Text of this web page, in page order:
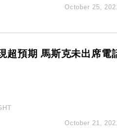
October 25,
超預期 馬斯克未出席電
October 21,